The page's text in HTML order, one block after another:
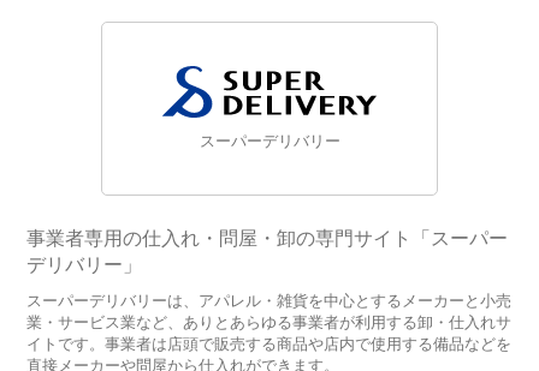
スーパーデリバリー
事業者専用の仕入れ・問屋・卸の専門サイト「スーパー
デリバリー」
スーパーデリバリーは、アパレル・雑貨を中心とするメーカーと小売
業・サービス業など、ありとあらゆる事業者が利用する卸・仕入れサ
イトです。事業者は店頭で販売する商品や店内で使用する備品などを
直接メーカーや問屋から仕入れができます。